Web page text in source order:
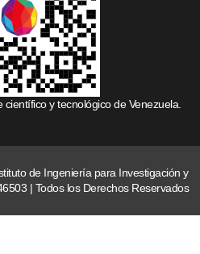
y tecnológico de Venezuela.
de Ingeniería para Investigación y
| Todos los Derechos Reservados